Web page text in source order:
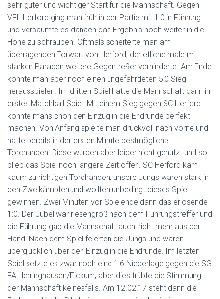
sehr guter und wichtiger Start für die Mannschaft. Gegen
VFL Herford ging man früh in der Partie mit 1:0 in Führung
und versäumte es danach das Ergebnis noch weiter in die
Höhe zu schrauben. Oftmals scheiterte man am
überragenden Torwart von Herford, der etliche male mit
starken Paraden weitere Gegentre9er verhinderte. Am Ende
konnte man aber noch einen ungefährdeten 5:0 Sieg
herausspielen. Im dritten Spiel hatte die Mannschaft dann ihr
erstes Matchball Spiel. Mit einem Sieg gegen SC Herford
konnte mans chon den Einzug in die Endrunde perfekt
machen. Von Anfang spielte man druckvoll nach vorne und
hatte bereits in der ersten Minute bestmögliche
Torchancen. Diese wurden aber leider nicht genutzt und so
blieb das Spiel noch längere Zeit offen. SC Herford kam
kaum zu richtigen Torchancen, unsere Jungs waren stark in
den Zweikämpfen und wollten unbedingt dieses Spiel
gewinnen. Zwei Minuten vor Spielende dann das erlösende
1:0. Der Jubel war riesengroß nach dem Führungstreffer und
die Führung gab die Mannschaft auch nicht mehr aus der
Hand. Nach dem Spiel feierten die Jungs und waren
überglücklich über den Einzug in die Endrunde. Im letzten
Spiel setzte es zwar noch eine 1:6 Niederlage gegen die SG
FA Herringhausen/Eickum, aber dies trübte die Stimmung
der Mannschaft keinesfalls. Am 12.02.17 steht dann die